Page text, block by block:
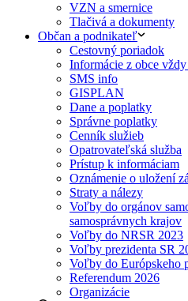
VZN a smernice
Tlačivá a dokumenty
Občan a podnikateľ
Cestovný poriadok
Informácie z obce
SMS info
GISPLAN
Dane a poplatky
Správne poplatky
Cenník služieb
Opatrovateľská služba
Prístup k informáciam
Oznámenie o uložení
Straty a nálezy
Voľby do orgánov
samosprávnych krajov
Voľby do NRSR 2023
Voľby prezidenta SR
Voľby do Európskeho
Referendum 2026
Organizácie